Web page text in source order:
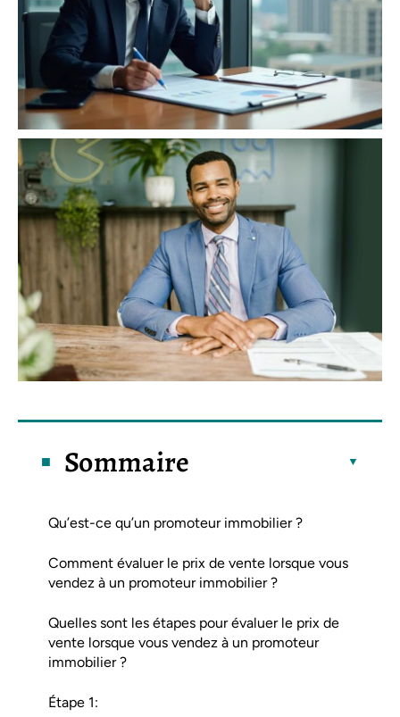
Sommaire
Qu’est-ce qu’un promoteur immobilier ?
Comment évaluer le prix de vente lorsque vous
vendez à un promoteur immobilier ?
Quelles sont les étapes pour évaluer le prix de
vente lorsque vous vendez à un promoteur
immobilier ?
Étape 1: